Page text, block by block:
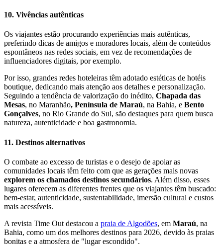
10. Vivências autênticas
Os viajantes estão procurando experiências mais autênticas,
preferindo dicas de amigos e moradores locais, além de conteúdos
espontâneos nas redes sociais, em vez de recomendações de
influenciadores digitais, por exemplo.
Por isso, grandes redes hoteleiras têm adotado estéticas de hotéis
boutique, dedicando mais atenção aos detalhes e personalização.
Seguindo a tendência de valorização do inédito, Chapada das
Mesas, no Maranhão, Península de Maraú, na Bahia, e Bento
Gonçalves, no Rio Grande do Sul, são destaques para quem busca
natureza, autenticidade e boa gastronomia.
11. Destinos alternativos
O combate ao excesso de turistas e o desejo de apoiar as
comunidades locais têm feito com que as gerações mais novas
explorem os chamados destinos secundários. Além disso, esses
lugares oferecem as diferentes frentes que os viajantes têm buscado:
bem-estar, autenticidade, sustentabilidade, imersão cultural e custos
mais acessíveis.
A revista Time Out destacou a praia de Algodões, em Maraú, na
Bahia, como um dos melhores destinos para 2026, devido às praias
bonitas e a atmosfera de "lugar escondido".